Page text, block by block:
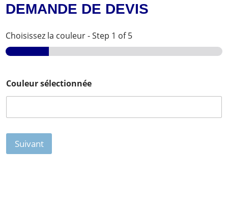
DEMANDE DE DEVIS
Choisissez la couleur-Step 1 of 5
Couleur sélectionnée
Suivant